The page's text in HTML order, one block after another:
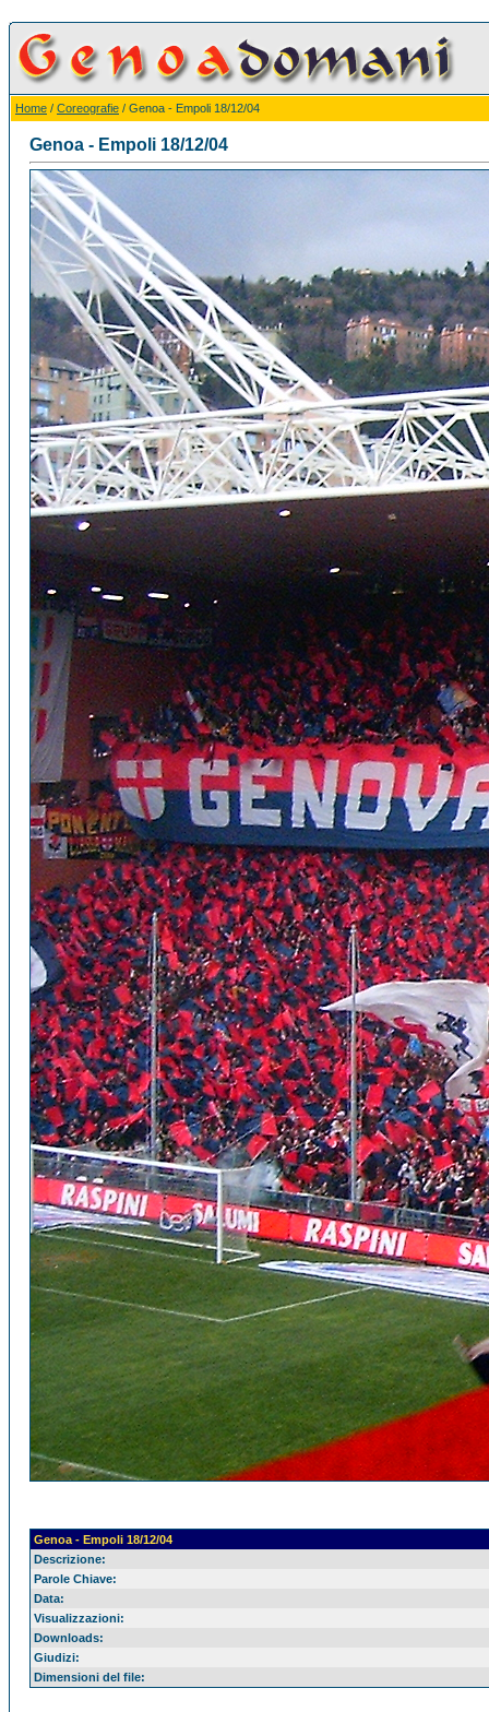
Home / Coreografie / Genoa - Empoli 18/12/04
Genoa - Empoli 18/12/04
Genoa - Empoli 18/12/04
Descrizione:
Parole Chiave:
Data:
Visualizzazioni:
Downloads:
Giudizi:
Dimensioni del file: